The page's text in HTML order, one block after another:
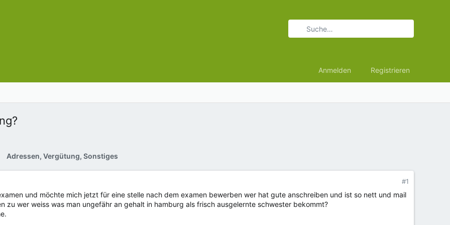
Anmelden Registrieren
Adressen, Vergütung, Sonstiges
#1
und möchte mich jetzt für eine stelle nach dem examen bewerben wer hat gute anschreiben und ist so nett und mail
zu wer weiss was man ungefähr an gehalt in hamburg als frisch ausgelernte schwester bekommt?